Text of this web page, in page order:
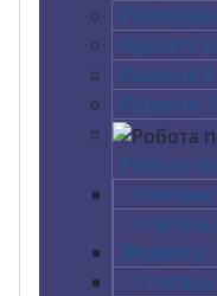
Проєкти
Рішення
Рішення
Робота
- з
- з
бюджету
- з